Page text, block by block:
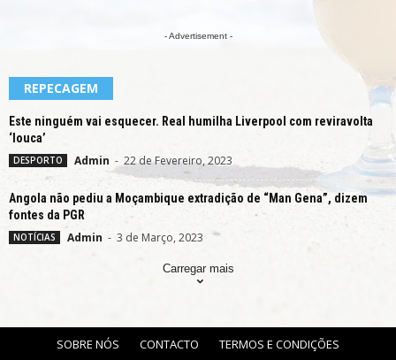
- Advertisement -
REPECAGEM
Este ninguém vai esquecer. Real humilha Liverpool com reviravolta
‘louca’
DESPORTO Admin - 22 de Fevereiro, 2023
Angola não pediu a Moçambique extradição de “Man Gena”, dizem
fontes da PGR
NOTÍCIAS Admin - 3 de Março, 2023
Carregar mais
SOBRE NÓS CONTACTO TERMOS E CONDIÇÕES